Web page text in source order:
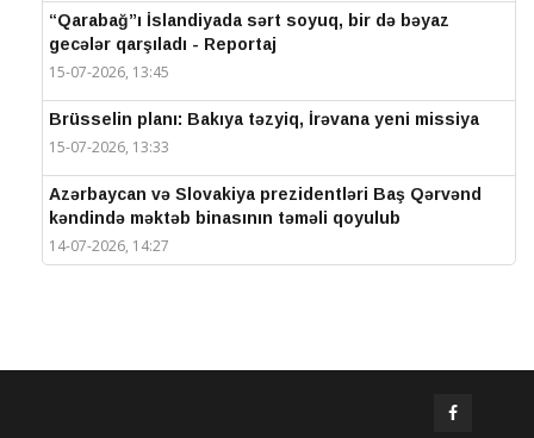
“Qarabağ”ı İslandiyada sərt soyuq, bir də bəyaz
gecələr qarşıladı - Reportaj
15-07-2026, 13:45
Brüsselin planı: Bakıya təzyiq, İrəvana yeni missiya
15-07-2026, 13:33
Azərbaycan və Slovakiya prezidentləri Baş Qərvənd
kəndində məktəb binasının təməli qoyulub
14-07-2026, 14:27
Prezidentlər Şuşada mətbuata bəyanatlarla çıxış